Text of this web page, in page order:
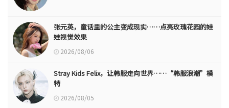
张元英，童话里的公主变成现实……点亮玫瑰花园的娃
娃视觉效果
2026/08/06
Stray Kids Felix，让韩服走向世界……“韩服浪潮”模
特
2026/08/05